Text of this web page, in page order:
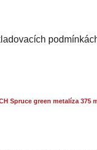
Spruce green metalíza 375